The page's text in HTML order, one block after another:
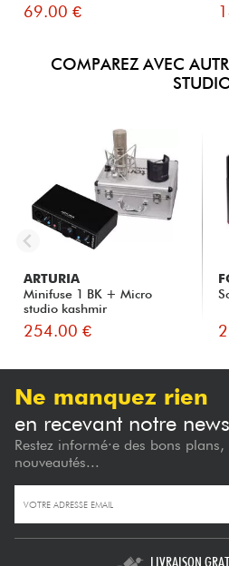
69.00 €
COMPAREZ AVEC
ARTURIA
Minifuse 1 BK + Micro
studio kashmir
254.00 €
Ne manquez rien
en recevant notre
Restez informé·e des bons
nouveautés...
LIVRAISON